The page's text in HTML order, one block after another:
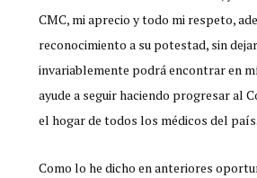
CMC, mi aprecio y todo mi respeto,
reconocimiento a su potestad, sin
invariablemente podrá encontrar en
ayude a seguir haciendo progresar al
el hogar de todos los médicos del país.
Como lo he dicho en anteriores